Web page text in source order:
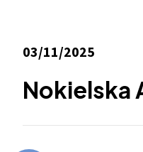
03/11/2025
Nokielska